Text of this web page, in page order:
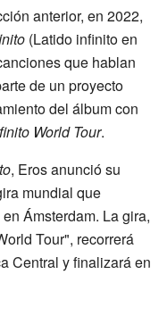
anterior, en 2022,
(Latido infinito en
que hablan
de un proyecto
del álbum con
World Tour.
, Eros anunció su
mundial que
Ámsterdam. La gira,
Tour", recorrerá
Central y finalizará en